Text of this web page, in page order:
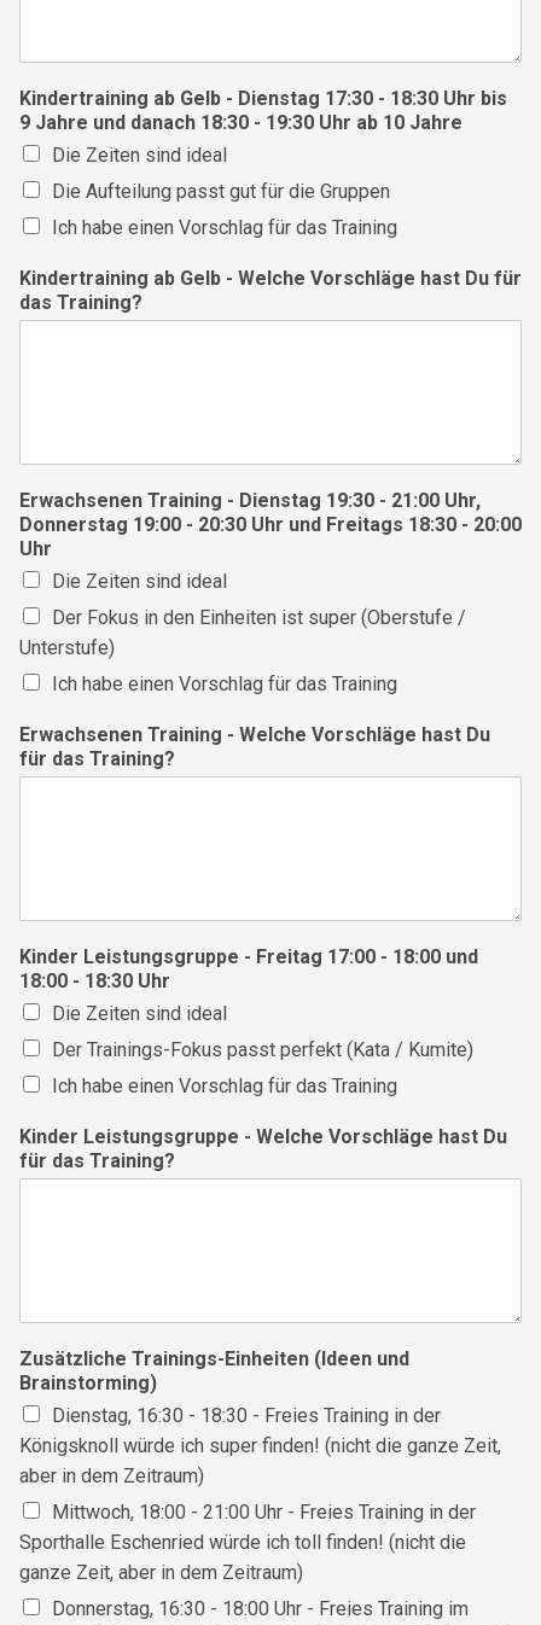
Kindertraining ab Gelb - Dienstag 17:30 - 18:30 Uhr bis
9 Jahre und danach 18:30 - 19:30 Uhr ab 10 Jahre
Die Zeiten sind ideal
Die Aufteilung passt gut für die Gruppen
Ich habe einen Vorschlag für das Training
Kindertraining ab Gelb - Welche Vorschläge hast Du für
das Training?
Erwachsenen Training - Dienstag 19:30 - 21:00 Uhr,
Donnerstag 19:00 - 20:30 Uhr und Freitags 18:30 - 20:00
Uhr
Die Zeiten sind ideal
Der Fokus in den Einheiten ist super (Oberstufe /
Unterstufe)
Ich habe einen Vorschlag für das Training
Erwachsenen Training - Welche Vorschläge hast Du
für das Training?
Kinder Leistungsgruppe - Freitag 17:00 - 18:00 und
18:00 - 18:30 Uhr
Die Zeiten sind ideal
Der Trainings-Fokus passt perfekt (Kata / Kumite)
Ich habe einen Vorschlag für das Training
Kinder Leistungsgruppe - Welche Vorschläge hast Du
für das Training?
Zusätzliche Trainings-Einheiten (Ideen und
Brainstorming)
Dienstag, 16:30 - 18:30 - Freies Training in der
Königsknoll würde ich super finden! (nicht die ganze Zeit,
aber in dem Zeitraum)
Mittwoch, 18:00 - 21:00 Uhr - Freies Training in der
Sporthalle Eschenried würde ich toll finden! (nicht die
ganze Zeit, aber in dem Zeitraum)
Donnerstag, 16:30 - 18:00 Uhr - Freies Training im